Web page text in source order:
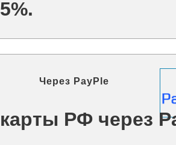
5%.
Через PayPle
карты РФ через